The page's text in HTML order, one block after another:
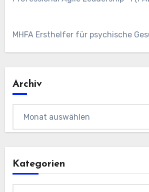
MHFA Ersthelfer für psychische
Archiv
Kategorien